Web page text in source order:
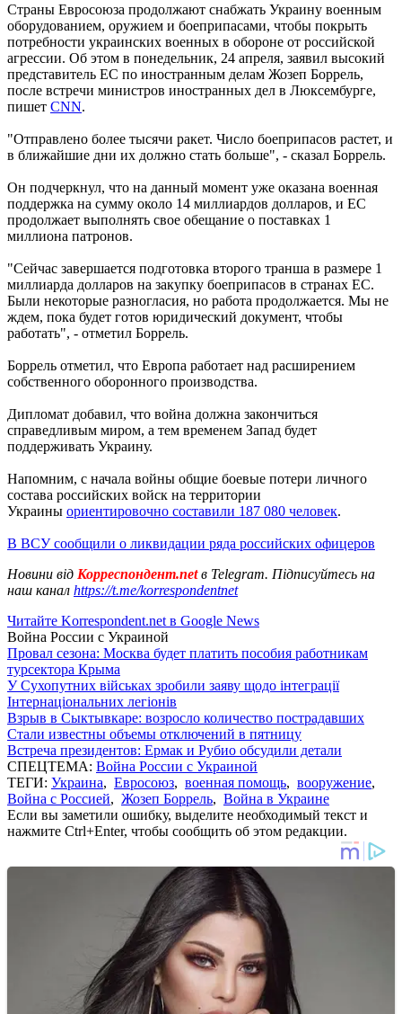
Страны Евросоюза продолжают снабжать Украину военным
оборудованием, оружием и боеприпасами, чтобы покрыть
потребности украинских военных в обороне от российской
агрессии. Об этом в понедельник, 24 апреля, заявил высокий
представитель ЕС по иностранным делам Жозеп Боррель,
после встречи министров иностранных дел в Люксембурге,
пишет CNN.
"Отправлено более тысячи ракет. Число боеприпасов растет, и
в ближайшие дни их должно стать больше", - сказал Боррель.
Он подчеркнул, что на данный момент уже оказана военная
поддержка на сумму около 14 миллиардов долларов, и ЕС
продолжает выполнять свое обещание о поставках 1
миллиона патронов.
"Сейчас завершается подготовка второго транша в размере 1
миллиарда долларов на закупку боеприпасов в странах ЕС.
Были некоторые разногласия, но работа продолжается. Мы не
ждем, пока будет готов юридический документ, чтобы
работать", - отметил Боррель.
Боррель отметил, что Европа работает над расширением
собственного оборонного производства.
Дипломат добавил, что война должна закончиться
справедливым миром, а тем временем Запад будет
поддерживать Украину.
Напомним, с начала войны общие боевые потери личного
состава российских войск на территории
Украины ориентировочно составили 187 080 человек.
В ВСУ сообщили о ликвидации ряда российских офицеров
Новини від Корреспондент.netв Telegram. Підписуйтесь на
наш канал https://t.me/korrespondentnet
Читайте Korrespondent.net в Google News
Война России с Украиной
Провал сезона: Москва будет платить пособия работникам
турсектора Крыма
У Сухопутних військах зробили заяву щодо інтеграції
Інтернаціональних легіонів
Взрыв в Сыктывкаре: возросло количество пострадавших
Стали известны объемы отключений в пятницу
Встреча президентов: Ермак и Рубио обсудили детали
СПЕЦТЕМА: Война России с Украиной
ТЕГИ: Украина, Евросоюз, военная помощь, вооружение,
Война с Россией, Жозеп Боррель, Война в Украине
Если вы заметили ошибку, выделите необходимый текст и
нажмите Ctrl+Enter, чтобы сообщить об этом редакции.